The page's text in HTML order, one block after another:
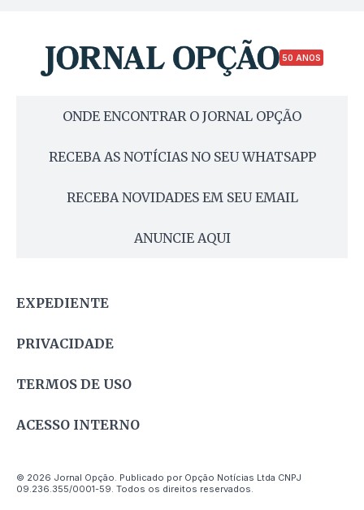
50 ANOS
ONDE ENCONTRAR O JORNAL OPÇÃO
RECEBA AS NOTÍCIAS NO SEU WHATSAPP
RECEBA NOVIDADES EM SEU EMAIL
ANUNCIE AQUI
EXPEDIENTE
PRIVACIDADE
TERMOS DE USO
ACESSO INTERNO
© 2026 Jornal Opção. Publicado por Opção Notícias Ltda CNPJ
09.236.355/0001-59. Todos os direitos reservados.